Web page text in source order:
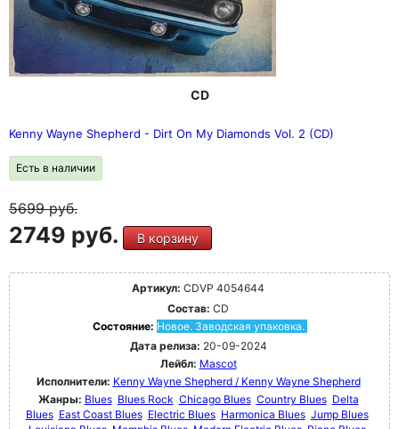
CD
Kenny Wayne Shepherd - Dirt On My Diamonds Vol. 2 (CD)
Есть в наличии
5699руб.
2749 руб. В корзину
Артикул: CDVP 4054644
Состав: CD
Состояние: Новое. Заводская упаковка.
Дата релиза: 20-09-2024
Лейбл: Mascot
Исполнители: Kenny Wayne Shepherd / Kenny Wayne Shepherd
Жанры: Blues Blues Rock Chicago Blues Country Blues Delta
Blues East Coast Blues Electric Blues Harmonica Blues Jump Blues